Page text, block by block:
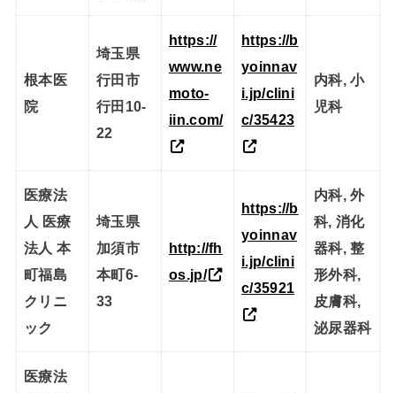
根本医
院
埼玉県
行田市
行田10-
22
https://
www.ne
moto-
iin.com/
https://b
yoinnav
i.jp/clini
c/35423
内科, 小
児科
医療法
人 医療
法人 本
町福島
クリニ
ック
埼玉県
加須市
本町6-
33
http://fh
os.jp/
https://b
yoinnav
i.jp/clini
c/35921
内科, 外
科, 消化
器科, 整
形外科,
皮膚科,
泌尿器科
医療法